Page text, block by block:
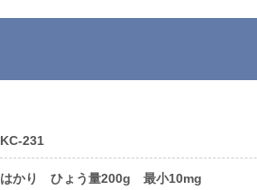
KC-231
はかり ひょう量200g 最小10mg